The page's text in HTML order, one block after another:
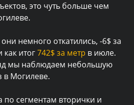
это чуть больше чем
немного откатились, -6$ за
как итог742$ за метр в июле.
мы наблюдаем небольшую
в Могилеве.
по сегментам вторички и